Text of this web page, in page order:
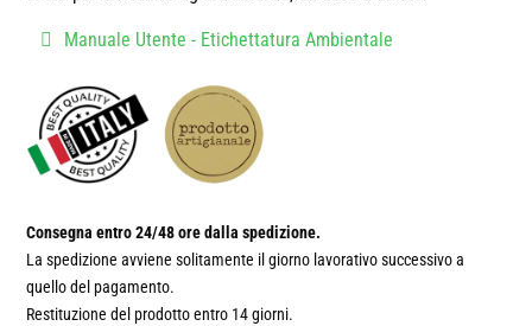
Manuale Utente - Etichettatura Ambientale
Consegna entro 24/48 ore dalla spedizione.
La spedizione avviene solitamente il giorno lavorativo successivo a
quello del pagamento.
Restituzione del prodotto entro 14 giorni.